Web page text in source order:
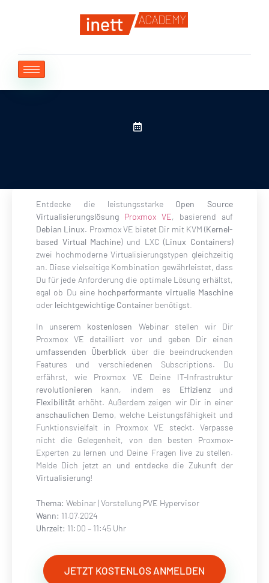
Entdecke die leistungsstarke Open Source
Virtualisierungslösung Proxmox VE, basierend auf
Debian Linux. Proxmox VE bietet Dir mit KVM (Kernel-
based Virtual Machine) und LXC (Linux Containers)
zwei hochmoderne Virtualisierungstypen gleichzeitig
an. Diese vielseitige Kombination gewährleistet, dass
Du für jede Anforderung die optimale Lösung erhältst,
egal ob Du eine hochperformante virtuelle Maschine
oder leichtgewichtige Container benötigst.
In unserem kostenlosen Webinar stellen wir Dir
Proxmox VE detailliert vor und geben Dir einen
umfassenden Überblick über die beeindruckenden
Features und verschiedenen Subscriptions. Du
erfährst, wie Proxmox VE Deine IT-Infrastruktur
revolutionieren kann, indem es Effizienzund
Flexibilität erhöht. Außerdem zeigen wir Dir in einer
anschaulichen Demo, welche Leistungsfähigkeit und
Funktionsvielfalt in Proxmox VE steckt. Verpasse
nicht die Gelegenheit, von den besten Proxmox-
Experten zu lernen und Deine Fragen live zu stellen.
Melde Dich jetzt an und entdecke die Zukunft der
Virtualisierung!
Thema: Webinar | Vorstellung PVE Hypervisor
Wann: 11.07.2024
Uhrzeit: 11:00 – 11:45 Uhr
JETZT KOSTENLOS ANMELDEN